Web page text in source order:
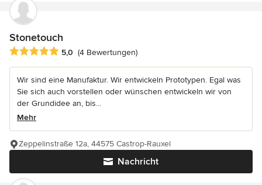
Stonetouch
Durchschnittliche Bewertung: 5 von 5 Sternen
5,0 (4 Bewertungen)
Wir sind eine Manufaktur. Wir entwickeln Prototypen. Egal was
Sie sich auch vorstellen oder wünschen entwickeln wir von
der Grundidee an, bis...
Mehr
Nachricht
Zeppelinstraße 12a, 44575 Castrop-Rauxel